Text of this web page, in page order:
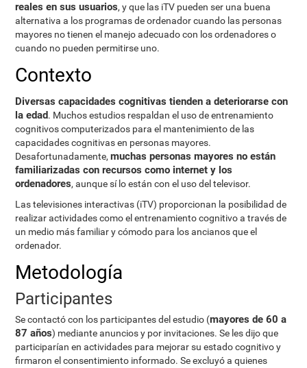
reales en sus usuarios, y que las iTV pueden ser una buena
alternativa a los programas de ordenador cuando las personas
mayores no tienen el manejo adecuado con los ordenadores o
cuando no pueden permitirse uno.
Contexto
Diversas capacidades cognitivas tienden a deteriorarse con
la edad. Muchos estudios respaldan el uso de entrenamiento
cognitivos computerizados para el mantenimiento de las
capacidades cognitivas en personas mayores.
Desafortunadamente,muchas personas mayores no están
familiarizadas con recursos como internet y los
ordenadores, aunque sí lo están con el uso del televisor.
Las televisiones interactivas (iTV) proporcionan la posibilidad de
realizar actividades como el entrenamiento cognitivo a través de
un medio más familiar y cómodo para los ancianos que el
ordenador.
Metodología
Participantes
Se contactó con los participantes del estudio (mayores de 60 a
87 años) mediante anuncios y por invitaciones. Se les dijo que
participarían en actividades para mejorar su estado cognitivo y
firmaron el consentimiento informado. Se excluyó a quienes